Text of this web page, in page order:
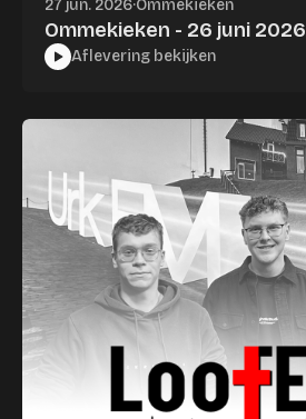
27 jun. 2026·Ommekieken
Ommekieken - 26 juni 2026
Aflevering bekijken